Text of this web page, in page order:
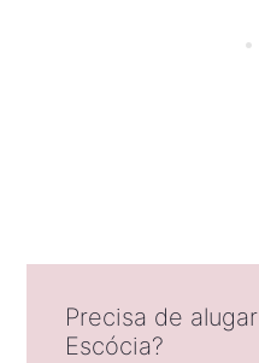
Precisa de
Escócia?